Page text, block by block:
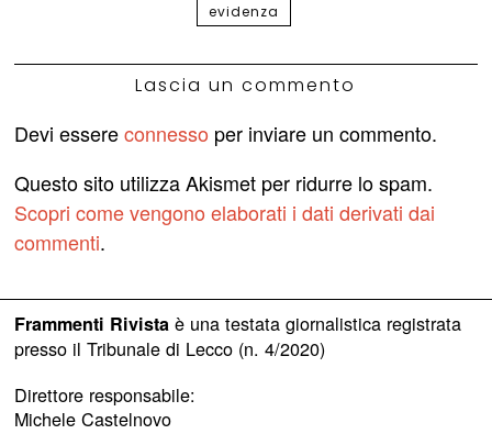
evidenza
Lascia un commento
Devi essereconnesso per inviare un commento.
Questo sito utilizza Akismet per ridurre lo spam.
Scopri come vengono elaborati i dati derivati dai
commenti.
Frammenti Rivistaè una testata giornalistica registrata
presso il Tribunale di Lecco (n. 4/2020)
Direttore responsabile:
Michele Castelnovo